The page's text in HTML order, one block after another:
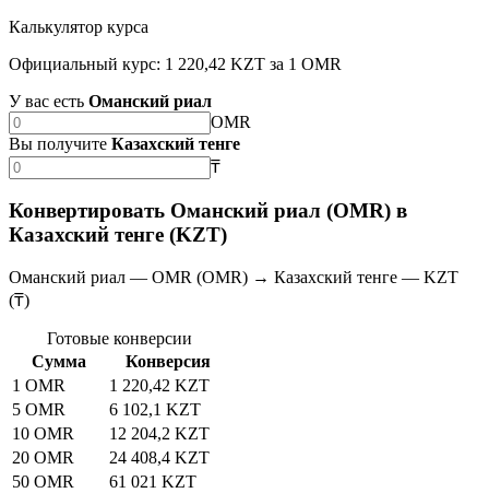
Калькулятор курса
Официальный курс: 1 220,42 KZT за 1 OMR
У вас есть Оманский риал
OMR
Вы получите Казахский тенге
₸
Конвертировать Оманский риал (OMR) в
Казахский тенге (KZT)
Оманский риал — OMR (OMR) → Казахский тенге — KZT
(₸)
Готовые конверсии
Сумма
Конверсия
1 OMR
1 220,42 KZT
5 OMR
6 102,1 KZT
10 OMR
12 204,2 KZT
20 OMR
24 408,4 KZT
50 OMR
61 021 KZT